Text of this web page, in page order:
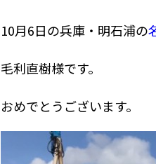
10月6日の兵庫・明石浦の
毛利直樹様です。
おめでとうございます。